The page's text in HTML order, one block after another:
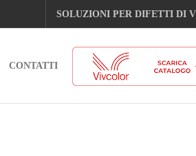
SOLUZIONI PER DIFETTI DI
CONTATTI